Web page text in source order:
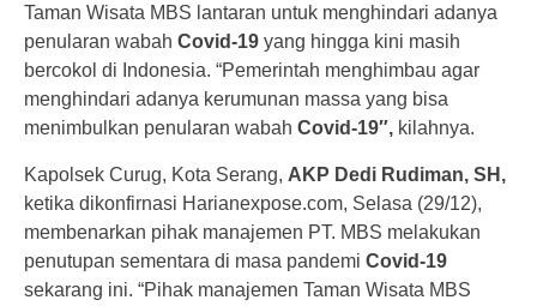
Taman Wisata MBS lantaran untuk menghindari adanya
penularan wabah Covid-19 yang hingga kini masih
bercokol di Indonesia. “Pemerintah menghimbau agar
menghindari adanya kerumunan massa yang bisa
menimbulkan penularan wabah Covid-19″, kilahnya.
Kapolsek Curug, Kota Serang, AKP Dedi Rudiman, SH,
ketika dikonfirnasi Harianexpose.com, Selasa (29/12),
membenarkan pihak manajemen PT. MBS melakukan
penutupan sementara di masa pandemi Covid-19
sekarang ini. “Pihak manajemen Taman Wisata MBS